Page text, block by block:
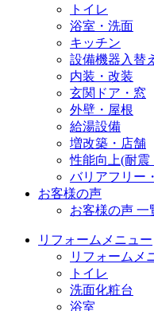
トイレ
浴室・洗面
キッチン
設備機器入替え
内装・改装
玄関ドア・窓
外壁・屋根
給湯設備
増改築・店舗
性能向上(耐震
バリアフリー
お客様の声
お客様の声 一
リフォームメニュー
リフォームメ
トイレ
洗面化粧台
浴室